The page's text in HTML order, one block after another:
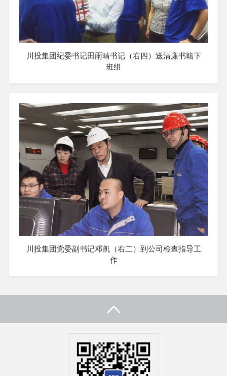
川投集团纪委书记田雨晴书记（右四）送清廉书籍下
班组
川投集团党委副书记邓凯（右二）到公司检查指导工
作